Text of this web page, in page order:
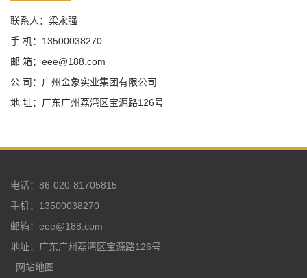
联系人：梁永强
手 机：13500038270
邮 箱：eee@188.com
公 司：广州金象实业集团有限公司
地 址：广东广州荔湾区宝源路126号
电话：86-020-81705815
手机：13500038270
邮箱：eee@188.com
地址：广东广州荔湾区宝源路126号
网站地图